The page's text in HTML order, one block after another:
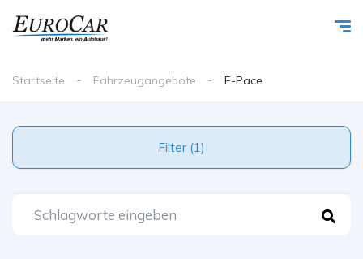
Startseite Fahrzeugangebote F-Pace
Filter (1)